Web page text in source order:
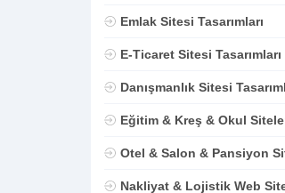
Emlak Sitesi Tasarımları
E-Ticaret Sitesi Tasarımları
Danışmanlık Sitesi
Eğitim & Kreş & Okul
Otel & Salon & Pansiyon
Nakliyat & Lojistik Web